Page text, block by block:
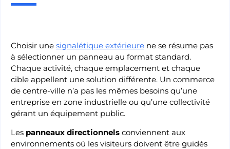
Choisir une signalétique extérieure ne se résume pas
à sélectionner un panneau au format standard.
Chaque activité, chaque emplacement et chaque
cible appellent une solution différente. Un commerce
de centre-ville n’a pas les mêmes besoins qu’une
entreprise en zone industrielle ou qu’une collectivité
gérant un équipement public.
Les panneaux directionnels conviennent aux
environnements où les visiteurs doivent être guidés